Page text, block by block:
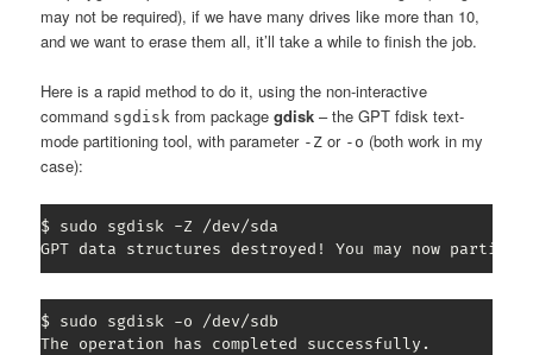
may not be required), if we have many drives like more than 10,
and we want to erase them all, it’ll take a while to finish the job.
Here is a rapid method to do it, using the non-interactive
command sgdisk from packagegdisk – the GPT fdisk text-
mode partitioning tool, with parameter -Z or -o (both work in my
case):
$ sudo sgdisk -Z /dev/sda
GPT data structures destroyed! You may now
$ sudo sgdisk -o /dev/sdb
The operation has completed successfully.